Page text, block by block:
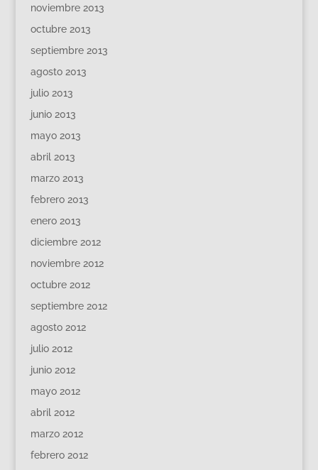
noviembre 2013
octubre 2013
septiembre 2013
agosto 2013
julio 2013
junio 2013
mayo 2013
abril 2013
marzo 2013
febrero 2013
enero 2013
diciembre 2012
noviembre 2012
octubre 2012
septiembre 2012
agosto 2012
julio 2012
junio 2012
mayo 2012
abril 2012
marzo 2012
febrero 2012